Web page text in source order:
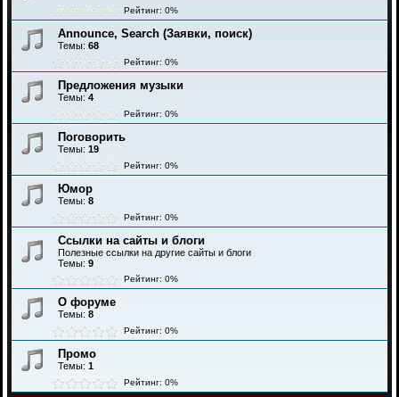
Рейтинг: 0%
Announce, Search (Заявки, поиск)
Темы: 68
Рейтинг: 0%
Предложения музыки
Темы: 4
Рейтинг: 0%
Поговорить
Темы: 19
Рейтинг: 0%
Юмор
Темы: 8
Рейтинг: 0%
Ссылки на сайты и блоги
Полезные ссылки на другие сайты и блоги
Темы: 9
Рейтинг: 0%
О форуме
Темы: 8
Рейтинг: 0%
Промо
Темы: 1
Рейтинг: 0%